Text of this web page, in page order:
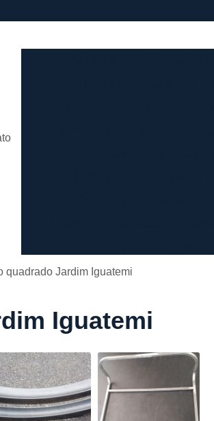
Calandragem Tubo em
Conformação com Tubo Tipo
Conformação em
Conformação para
Conformação Tubo de Metal
quadrado Jardim Iguatemi
Iguatemi